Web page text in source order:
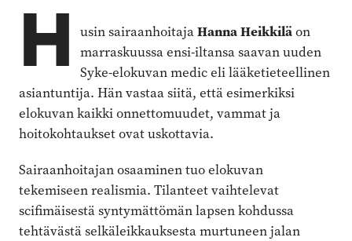
H usin sairaanhoitajaHanna Heikkiläon
marraskuussa ensi-iltansa saavan uuden
Syke-elokuvan medic eli lääketieteellinen
asiantuntija. Hän vastaa siitä, että esimerkiksi
elokuvan kaikki onnettomuudet, vammat ja
hoitokohtaukset ovat uskottavia.
Sairaanhoitajan osaaminen tuo elokuvan
tekemiseen realismia. Tilanteet vaihtelevat
scifimäisestä syntymättömän lapsen kohdussa
tehtävästä selkäleik­kauksesta murtuneen jalan